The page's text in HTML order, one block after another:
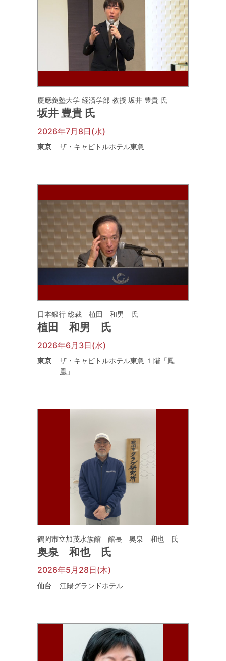
慶應義塾大学 経済学部 教授 坂井 豊貴 氏
坂井 豊貴 氏
2026年7月8日(水)
東京 ザ・キャピトルホテル東急
日本銀行 総裁 植田 和男 氏
植田 和男 氏
2026年6月3日(水)
東京
ザ・キャピトルホテル東急 １階「鳳
凰」
鶴岡市立加茂水族館 館長 奥泉 和也 氏
奥泉 和也 氏
2026年5月28日(木)
仙台 江陽グランドホテル